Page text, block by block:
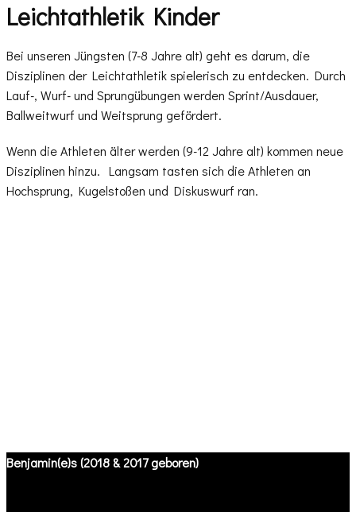
Leichtathletik Kinder
Bei unseren Jüngsten (7-8 Jahre alt) geht es darum, die
Disziplinen der Leichtathletik spielerisch zu entdecken. Durch
Lauf-, Wurf- und Sprungübungen werden ​Sprint/Ausdauer,
Ballweitwurf und Weitsprung gefördert.
Wenn die Athleten älter werden (9-12 Jahre alt) kommen neue
Disziplinen hinzu. Langsam tasten sich die Athleten an
Hochsprung, Kugelstoßen und Diskuswurf ran.
Benjamin(e)s (2018 & 2017 geboren)